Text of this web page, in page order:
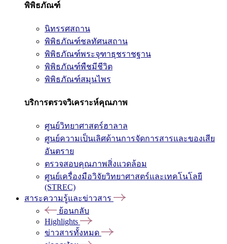
พิพิธภัณฑ์
นิทรรศสถาน
พิพิธภัณฑ์ชลทัศนสถาน
พิพิธภัณฑ์พระจุฑาธุชราชฐาน
พิพิธภัณฑ์พืชมีชีวิต
พิพิธภัณฑ์สมุนไพร
บริการตรวจวิเคราะห์คุณภาพ
ศูนย์วิทยาศาสตร์ฮาลาล
ศูนย์ความเป็นเลิศด้านการจัดการสารและของเสีย
อันตราย
ตรวจสอบคุณภาพสิ่งแวดล้อม
ศูนย์เครื่องมือวิจัยวิทยาศาสตร์และเทคโนโลยี
(STREC)
สาระความรู้และข่าวสาร
ย้อนกลับ
Highlights
ข่าวสารทั้งหมด